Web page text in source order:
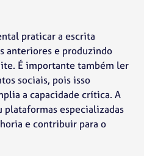
praticar a escrita
anteriores e produzindo
É importante também ler
sociais, pois isso
a capacidade crítica. A
plataformas especializadas
e contribuir para o